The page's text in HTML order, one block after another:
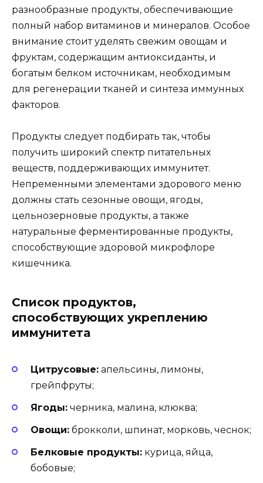
разнообразные продукты, обеспечивающие
полный набор витаминов и минералов. Особое
внимание стоит уделять свежим овощам и
фруктам, содержащим антиоксиданты, и
богатым белком источникам, необходимым
для регенерации тканей и синтеза иммунных
факторов.
Продукты следует подбирать так, чтобы
получить широкий спектр питательных
веществ, поддерживающих иммунитет.
Непременными элементами здорового меню
должны стать сезонные овощи, ягоды,
цельнозерновые продукты, а также
натуральные ферментированные продукты,
способствующие здоровой микрофлоре
кишечника.
Список продуктов,
способствующих укреплению
иммунитета
Цитрусовые: апельсины, лимоны,
грейпфруты;
Ягоды: черника, малина, клюква;
Овощи: брокколи, шпинат, морковь, чеснок;
Белковые продукты: курица, яйца,
бобовые;